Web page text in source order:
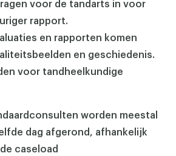
voor de tandarts in voor
rapport.
en rapporten komen
en geschiedenis.
voor tandheelkundige
worden meestal
dag afgerond, afhankelijk
caseload